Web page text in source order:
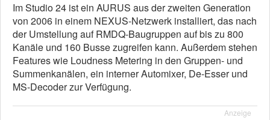
Im Studio 24 ist ein AURUS aus der zweiten Generation
von 2006 in einem NEXUS-Netzwerk installiert, das nach
der Umstellung auf RMDQ-Baugruppen auf bis zu 800
Kanäle und 160 Busse zugreifen kann. Außerdem stehen
Features wie Loudness Metering in den Gruppen- und
Summenkanälen, ein interner Automixer, De-Esser und
MS-Decoder zur Verfügung.
Anzeige